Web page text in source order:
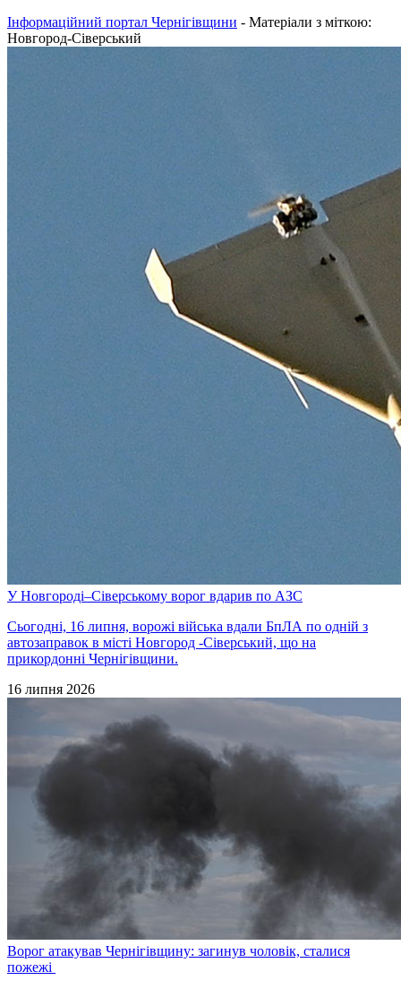
Інформаційний портал Чернігівщини - Матеріали з міткою:
Новгород-Сіверський
У Новгороді–Сіверському ворог вдарив по АЗС
Сьогодні, 16 липня, ворожі війська вдали БпЛА по одній з
автозаправок в місті Новгород -Сіверський, що на
прикордонні Чернігівщини.
16 липня 2026
Ворог атакував Чернігівщину: загинув чоловік, сталися
пожежі